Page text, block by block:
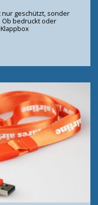
nur geschützt, sonder
Ob bedruckt oder